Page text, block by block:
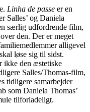
Linha de passe er en
Salles’ og Daniela
særlig udfordrende film,
den. Der er meget
alligevel
løse sig til sidst.
ikke den æstetiske
Salles/Thomas-film,
tidligere samarbejder
som Daniela Thomas’
tilforladeligt.